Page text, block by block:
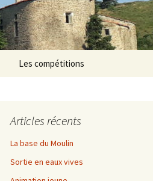
Les compétitions
Sélectif Régional de
Découverte de l’Allier
Articles récents
La base du Moulin
Sortie en eaux vives